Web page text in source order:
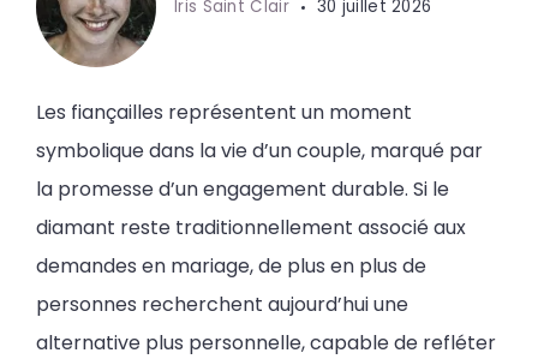
Iris Saint Clair 30 juillet 2026
Les fiançailles représentent un moment
symbolique dans la vie d’un couple, marqué par
la promesse d’un engagement durable. Si le
diamant reste traditionnellement associé aux
demandes en mariage, de plus en plus de
personnes recherchent aujourd’hui une
alternative plus personnelle, capable de refléter